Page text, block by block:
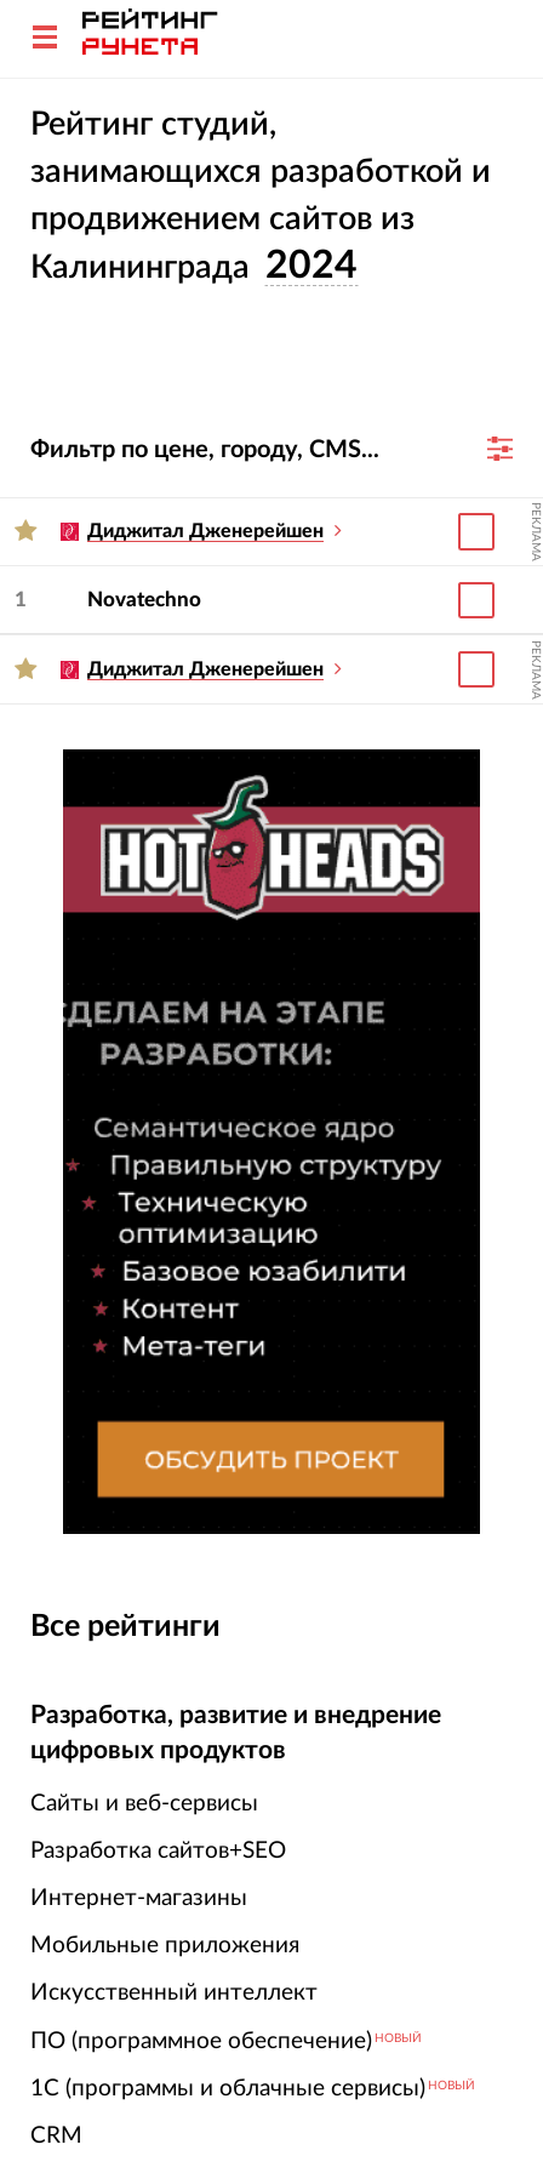
Рейтинг студий,
занимающихся разработкой и
продвижением сайтов из
Калининграда 2024
Фильтр по цене, городу, CMS...
Диджитал Дженерейшен РЕКЛАМА
1 Novatechno
Диджитал Дженерейшен РЕКЛАМА
Все рейтинги
Разработка, развитие и внедрение
цифровых продуктов
Сайты и веб-сервисы
Разработка сайтов+SEO
Интернет-магазины
Мобильные приложения
Искусственный интеллект
ПО (программное обеспечение) НОВЫЙ
1С (программы и облачные сервисы) НОВЫЙ
CRM